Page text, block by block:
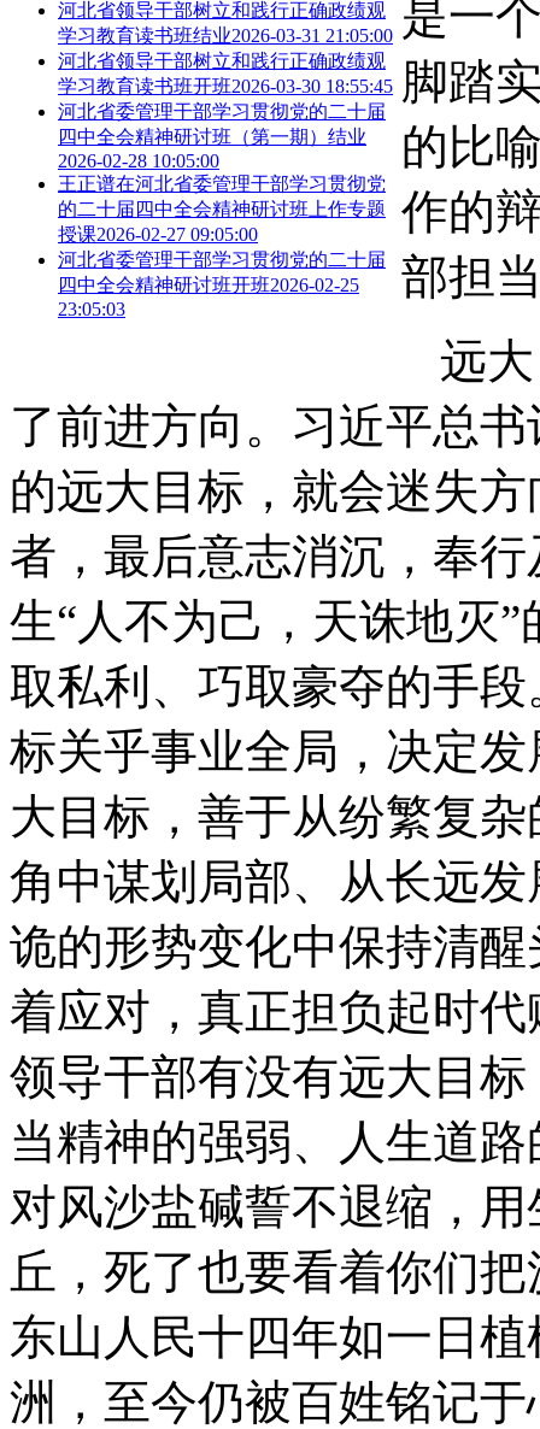
河北省领导干部树立和践行正确政绩观
学习教育读书班结业2026-03-31 21:05:00
河北省领导干部树立和践行正确政绩观
学习教育读书班开班2026-03-30 18:55:45
河北省委管理干部学习贯彻党的二十届
四中全会精神研讨班（第一期）结业
2026-02-28 10:05:00
王正谱在河北省委管理干部学习贯彻党
的二十届四中全会精神研讨班上作专题
授课2026-02-27 09:05:00
河北省委管理干部学习贯彻党的二十届
四中全会精神研讨班开班2026-02-25
23:05:03
是一
脚踏
的比
作的
部担
远
了前进方向。习近平总
的远大目标，就会迷失
者，最后意志消沉，奉
生“人不为己，天诛地灭
取私利、巧取豪夺的手
标关乎事业全局，决定
大目标，善于从纷繁复
角中谋划局部、从长远
诡的形势变化中保持清
着应对，真正担负起时
领导干部有没有远大目
当精神的强弱、人生道
对风沙盐碱誓不退缩，
丘，死了也要看着你们
东山人民十四年如一日
洲，至今仍被百姓铭记